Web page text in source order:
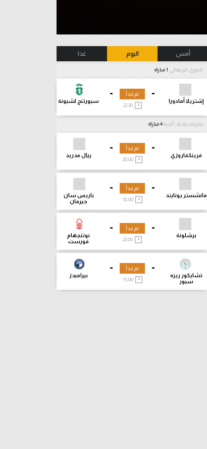
أمس اليوم غدا
الدوري البرتغالي
-
إشتريلا أمادورا
-
سبورتنج لشبونة
لم تبدأ
22:30
مباريات ودية - أندية
-
فرينكفاروزي
-
ريال مدريد
لم تبدأ
20:00
-
مانشستر يونايتد
-
باريس سان
جيرمان
لم تبدأ
18:00
-
برشلونة
-
نوتنجهام
فورست
لم تبدأ
-
تشايكور ريزه
سبور
-
بيراميدز
لم تبدأ
15:00